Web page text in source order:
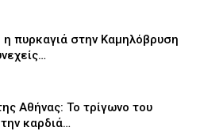
πυρκαγιά στην Καμηλόβρυση
Αθήνας: Το τρίγωνο του
καρδιά…